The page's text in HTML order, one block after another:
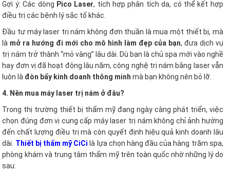
Gợi ý: Các dòng Pico Laser, tích hợp phân tích da, có thể kết hợp
điều trị các bệnh lý sắc tố khác.
Đầu tư máy laser trị nám không đơn thuần là mua một thiết bị, mà
là mở ra hướng đi mới cho mô hình làm đẹp của bạn, đưa dịch vụ
trị nám trở thành “mỏ vàng” lâu dài. Dù bạn là chủ spa mới vào nghề
hay đơn vị đã hoạt động lâu năm, công nghệ trị nám bằng laser vẫn
luôn là đòn bẩy kinh doanh thông minh mà bạn không nên bỏ lỡ.
4. Nên mua máy laser trị nám ở đâu?
Trong thị trường thiết bị thẩm mỹ đang ngày càng phát triển, việc
chọn đúng đơn vị cung cấp máy laser trị nám không chỉ ảnh hưởng
đến chất lượng điều trị mà còn quyết định hiệu quả kinh doanh lâu
dài. Thiết bị thẩm mỹ CiCi là lựa chọn hàng đầu của hàng trăm spa,
phòng khám và trung tâm thẩm mỹ trên toàn quốc nhờ những lý do
sau: